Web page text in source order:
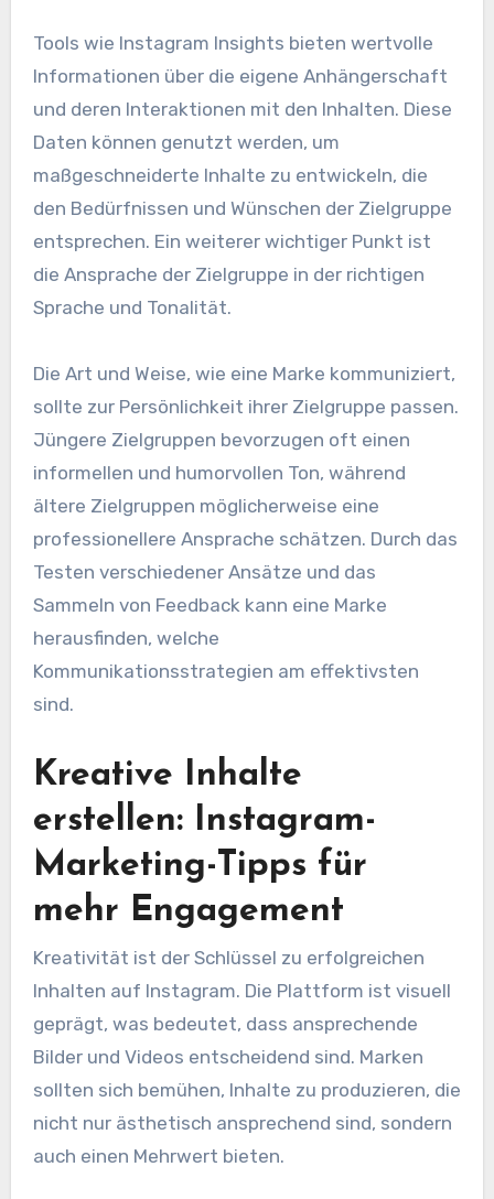
Tools wie Instagram Insights bieten wertvolle
Informationen über die eigene Anhängerschaft
und deren Interaktionen mit den Inhalten. Diese
Daten können genutzt werden, um
maßgeschneiderte Inhalte zu entwickeln, die
den Bedürfnissen und Wünschen der Zielgruppe
entsprechen. Ein weiterer wichtiger Punkt ist
die Ansprache der Zielgruppe in der richtigen
Sprache und Tonalität.
Die Art und Weise, wie eine Marke kommuniziert,
sollte zur Persönlichkeit ihrer Zielgruppe passen.
Jüngere Zielgruppen bevorzugen oft einen
informellen und humorvollen Ton, während
ältere Zielgruppen möglicherweise eine
professionellere Ansprache schätzen. Durch das
Testen verschiedener Ansätze und das
Sammeln von Feedback kann eine Marke
herausfinden, welche
Kommunikationsstrategien am effektivsten
sind.
Kreative Inhalte
erstellen: Instagram-
Marketing-Tipps für
mehr Engagement
Kreativität ist der Schlüssel zu erfolgreichen
Inhalten auf Instagram. Die Plattform ist visuell
geprägt, was bedeutet, dass ansprechende
Bilder und Videos entscheidend sind. Marken
sollten sich bemühen, Inhalte zu produzieren, die
nicht nur ästhetisch ansprechend sind, sondern
auch einen Mehrwert bieten.